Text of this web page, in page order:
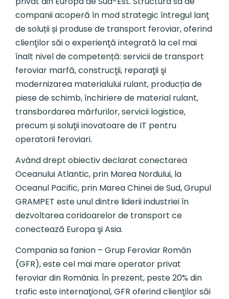
companii acoperă în mod strategic întregul lanţ
de soluții și produse de transport feroviar, oferind
clienţilor săi o experienţă integrată la cel mai
înalt nivel de competență: servicii de transport
feroviar marfă, construcţii, reparaţii şi
modernizarea materialului rulant, producția de
piese de schimb, închiriere de material rulant,
transbordarea mărfurilor, servicii logistice,
precum și soluţii inovatoare de IT pentru
operatorii feroviari.
Având drept obiectiv declarat conectarea
Oceanului Atlantic, prin Marea Nordului, la
Oceanul Pacific, prin Marea Chinei de Sud, Grupul
GRAMPET este unul dintre liderii industriei în
dezvoltarea coridoarelor de transport ce
conectează Europa şi Asia.
Compania sa fanion – Grup Feroviar Român
(GFR), este cel mai mare operator privat
feroviar din România. În prezent, peste 20% din
trafic este internaţional, GFR oferind clienţilor săi